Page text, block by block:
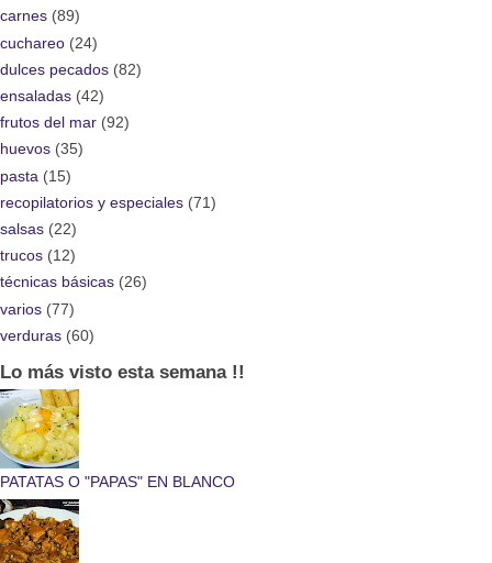
carnes (89)
cuchareo (24)
dulces pecados (82)
ensaladas (42)
frutos del mar (92)
huevos (35)
pasta (15)
recopilatorios y especiales (71)
salsas (22)
trucos (12)
técnicas básicas (26)
varios (77)
verduras (60)
Lo más visto esta semana !!
PATATAS O "PAPAS" EN BLANCO